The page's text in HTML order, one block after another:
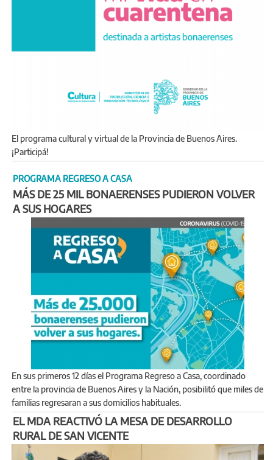
El programa cultural y virtual de la Provincia de Buenos Aires.
¡Participá!
PROGRAMA REGRESO A CASA
MÁS DE 25 MIL BONAERENSES PUDIERON VOLVER
A SUS HOGARES
En sus primeros 12 días el Programa Regreso a Casa, coordinado
entre la provincia de Buenos Aires y la Nación, posibilitó que miles de
familias regresaran a sus domicilios habituales.
EL MDA REACTIVÓ LA MESA DE DESARROLLO
RURAL DE SAN VICENTE